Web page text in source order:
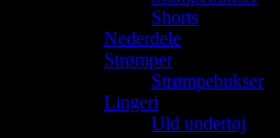
Shorts
Nederdele
Strømper
Strømpebukser
Lingeri
Uld undertøj